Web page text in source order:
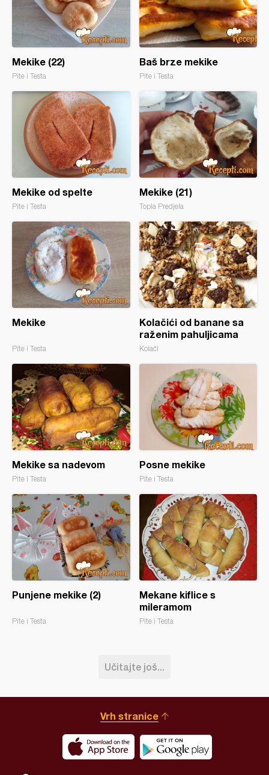
Mekike (22)
Pite i Testa
Baš brze mekike
Pite i Testa
Mekike od spelte
Pite i Testa
Mekike (21)
Topla Predjela
Mekike
Pite i Testa
Kolačići od banane sa
raženim pahuljicama
Kolači
Mekike sa nadevom
Pite i Testa
Posne mekike
Pite i Testa
Punjene mekike (2)
Pite i Testa
Mekane kiflice s
mileramom
Pite i Testa
Učitajte još...
Vrh stranice